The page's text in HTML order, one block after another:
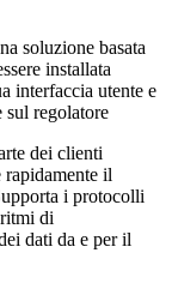
soluzione basata
installata
interfaccia utente e
sul regolatore
dei clienti
il
i protocolli
di
dati da e per il